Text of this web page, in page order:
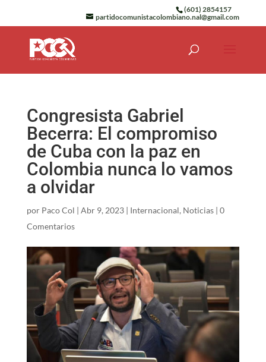
(601) 2854157
partidocomunistacolombiano.nal@gmail.com
Congresista Gabriel
Becerra: El compromiso
de Cuba con la paz en
Colombia nunca lo vamos
a olvidar
por Paco Col | Abr 9, 2023| Internacional, Noticias| 0
Comentarios